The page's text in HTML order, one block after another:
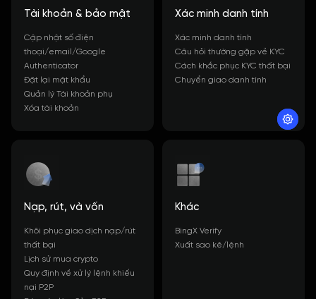
Tài khoản & bảo mật
Cập nhật số điện
thoại/email/Google
Authenticator
Đặt lại mật khẩu
Quản lý Tài khoản phụ
Xóa tài khoản
Xác minh danh tính
Xác minh danh tính
Câu hỏi thường gặp về KYC
Cách khắc phục KYC thất bại
Chuyển giao danh tính
Nạp, rút, và vốn
Khôi phục giao dịch nạp/rút
thất bại
Lịch sử mua crypto
Quy định về xử lý lệnh khiếu
nại P2P
Khác
BingX Verify
Xuất sao kê/lệnh